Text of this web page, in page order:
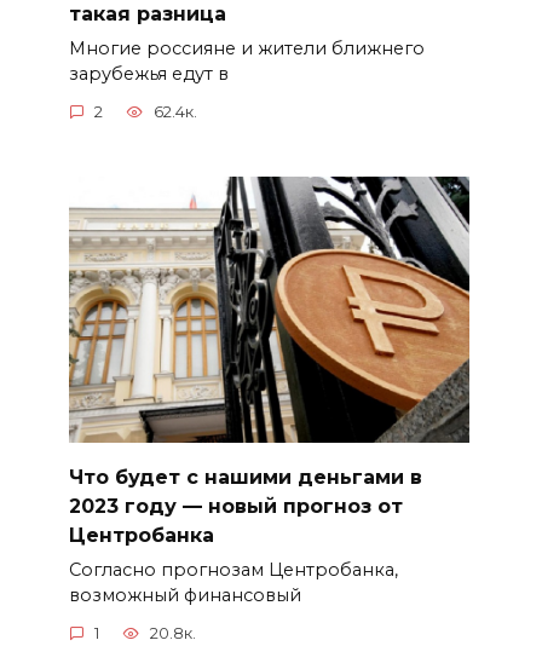
такая разница
Многие россияне и жители ближнего
зарубежья едут в
2 62.4к.
Что будет с нашими деньгами в
2023 году — новый прогноз от
Центробанка
Согласно прогнозам Центробанка,
возможный финансовый
1 20.8к.